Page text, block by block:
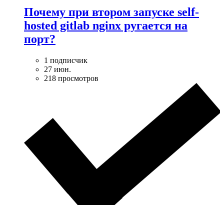
Почему при втором запуске self-
hosted gitlab nginx ругается на
порт?
1 подписчик
27 июн.
218 просмотров